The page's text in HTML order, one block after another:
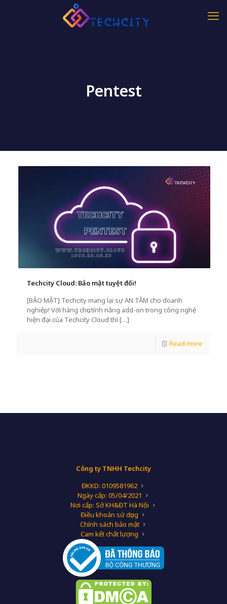
Pentest
Techcity Cloud: Bảo mật tuyệt đối!
[BẢO MẬT] Techcity mang lại sự AN TÂM cho doanh
nghiệp! Với hàng chục tính năng add-on trong công nghệ
hiện đại của Techcity Cloud thì […]
Read more
Công ty TNHH Techcity
ĐKKD: 0109581962
Ngày cấp: 05/04/2021
Nơi cấp: Sở KH&ĐT Hà Nội
Điều khoản sử dụng
Chính sách bảo mật
Cam kết chất lượng